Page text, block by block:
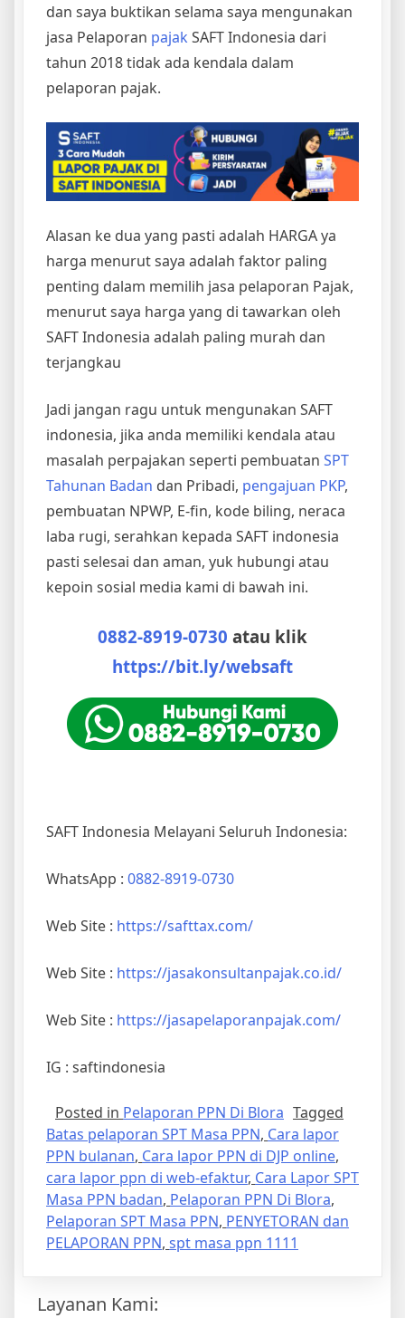
dan saya buktikan selama saya mengunakan
jasa Pelaporan pajak SAFT Indonesia dari
tahun 2018 tidak ada kendala dalam
pelaporan pajak.
Alasan ke dua yang pasti adalah HARGA ya
harga menurut saya adalah faktor paling
penting dalam memilih jasa pelaporan Pajak,
menurut saya harga yang di tawarkan oleh
SAFT Indonesia adalah paling murah dan
terjangkau
Jadi jangan ragu untuk mengunakan SAFT
indonesia, jika anda memiliki kendala atau
masalah perpajakan seperti pembuatan SPT
Tahunan Badan dan Pribadi, pengajuan PKP,
pembuatan NPWP, E-fin, kode biling, neraca
laba rugi, serahkan kepada SAFT indonesia
pasti selesai dan aman, yuk hubungi atau
kepoin sosial media kami di bawah ini.
0882-8919-0730 atau klik
https://bit.ly/websaft
SAFT Indonesia Melayani Seluruh Indonesia:
WhatsApp : 0882-8919-0730
Web Site : https://safttax.com/
Web Site : https://jasakonsultanpajak.co.id/
Web Site : https://jasapelaporanpajak.com/
IG : saftindonesia
Posted in Pelaporan PPN Di Blora Tagged
Batas pelaporan SPT Masa PPN, Cara lapor
PPN bulanan, Cara lapor PPN di DJP online,
cara lapor ppn di web-efaktur, Cara Lapor SPT
Masa PPN badan, Pelaporan PPN Di Blora,
Pelaporan SPT Masa PPN, PENYETORAN dan
PELAPORAN PPN, spt masa ppn 1111
Layanan Kami: